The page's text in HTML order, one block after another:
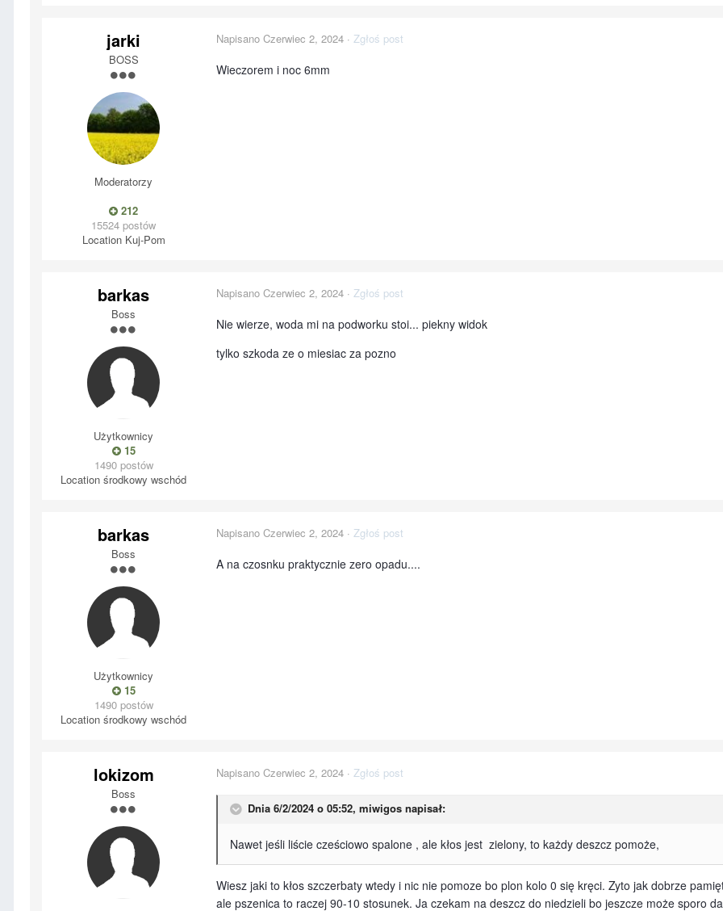
jarki
BOSS
Moderatorzy
212
15524 postów
LocationKuj-Pom
Napisano Czerwiec 2, 2024 · Zgłoś post
Wieczorem i noc 6mm
barkas
Boss
Użytkownicy
15
1490 postów
Location środkowy wschód
Napisano Czerwiec 2, 2024 · Zgłoś post
Nie wierze, woda mi na podworku stoi... piekny widok
tylko szkoda ze o miesiac za pozno
barkas
Boss
Użytkownicy
15
1490 postów
Location środkowy wschód
Napisano Czerwiec 2, 2024 · Zgłoś post
A na czosnku praktycznie zero opadu....
lokizom
Boss
Napisano Czerwiec 2, 2024 · Zgłoś post
Dnia 6/2/2024 o 05:52, miwigos napisał:
Nawet jeśli liście cześciowo spalone , ale kłos jest zielony, to każdy deszcz pomoże,
Wiesz jaki to kłos szczerbaty wtedy i nic nie pomoze bo plon kolo 0 się kręci. Zyto jak dobrze
ale pszenica to raczej 90-10 stosunek. Ja czekam na deszcz do niedzieli bo jeszcze może sporo